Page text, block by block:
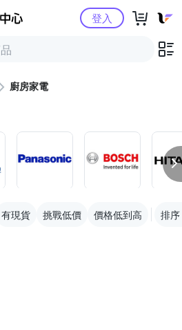
Yahoo購物中心登入
廚房家電
有現貨 挑戰低價 價格低到高 排序